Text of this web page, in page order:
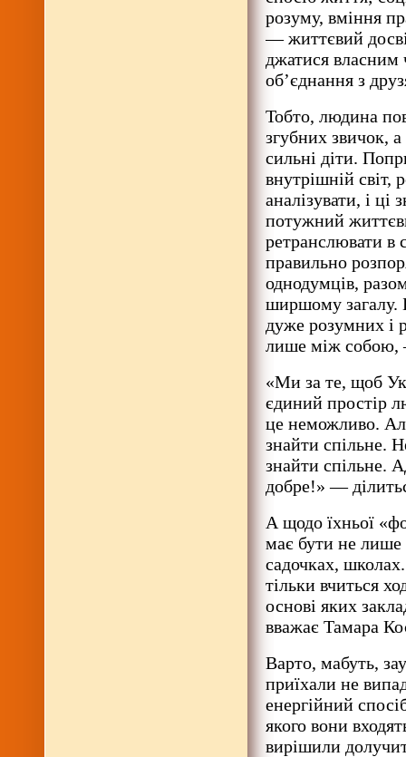
розуму, вміння
— життєвий
джатися власним
об’єднання з
Тобто, людина
згубних звичок,
сильні діти.
внутрішній світ,
аналізувати, і
потужний
ретранслювати в
правильно
однодумців,
ширшому загалу.
дуже розумних і
лише між собою,
«Ми за те, щоб
єдиний простір
це неможливо.
знайти спільне.
знайти спільне.
добре!» —
А щодо їхньої
має бути не лише
садочках,
тільки вчиться
основі яких
вважає Тамара
Варто, мабуть,
приїхали не
енергійний
якого вони
вирішили